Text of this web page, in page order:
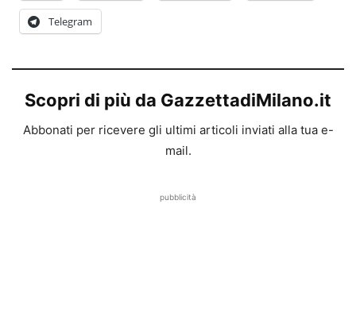
Telegram
Scopri di più da GazzettadiMilano.it
Abbonati per ricevere gli ultimi articoli inviati alla tua e-
mail.
pubblicità